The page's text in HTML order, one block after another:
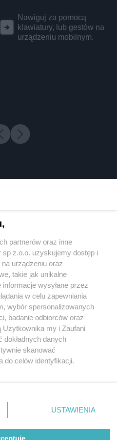
Nawiguj za pomocą
klawiatury, lub gestów na
urządzeniu mobilnym.
2 / 0
regulamin korzystania z portali
Skontakuj sięz nami
Kontakt
Wydawca
Redakcja
partnerów oraz inne
sp z.o.o. uzyskujemy dostęp i
urządzeniu oraz
takie jak unikalne
wysyłane przez
w celu zapewniania
wybór spersonalizowanych
badanie odbiorców oraz
Użytkownika my i Zaufani
danych
skanować
do celów identyfikacji.
ustawień prywatności
rogu strony
nie wymagają zgody
sprzeciwić się takiemu
USTAWIENIA